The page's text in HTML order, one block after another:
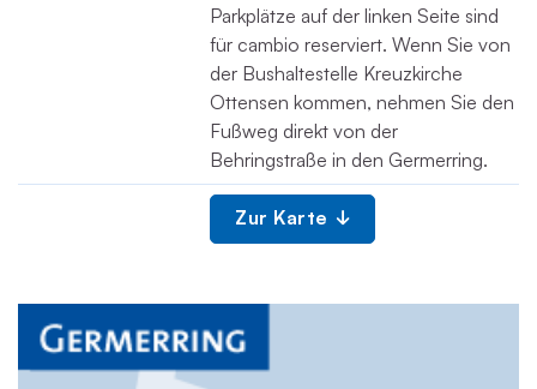
Parkplätze auf der linken Seite sind
für cambio reserviert. Wenn Sie von
der Bushaltestelle Kreuzkirche
Ottensen kommen, nehmen Sie den
Fußweg direkt von der
Behringstraße in den Germerring.
Zur Karte